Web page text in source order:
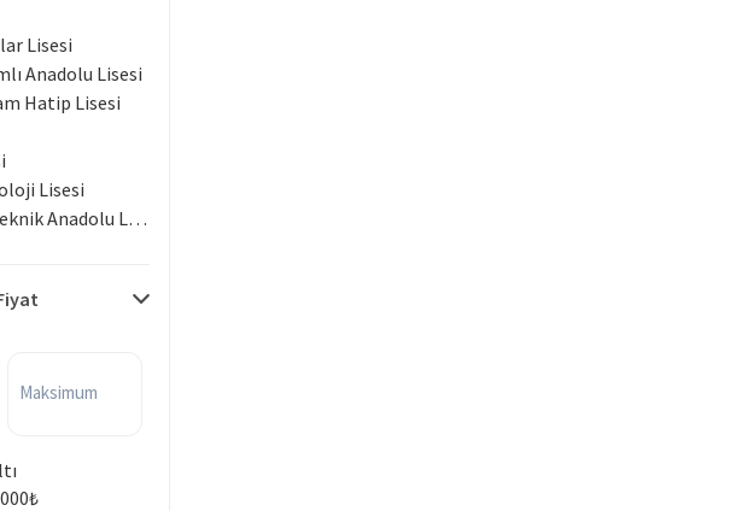
Lisesi
Anadolu Lisesi
Hatip Lisesi
Lisesi
Mesleki ve Teknik Anadolu Lisesi
Maksimum